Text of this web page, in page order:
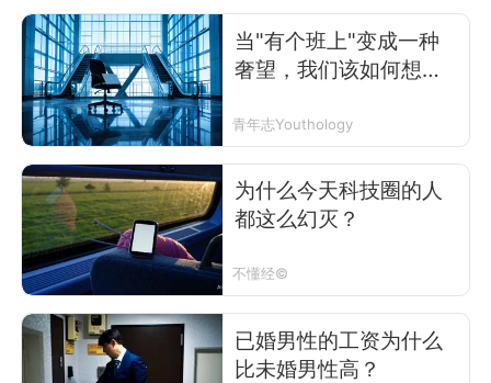
当"有个班上"变成一种
奢望，我们该如何想象
青年志Youthology
为什么今天科技圈的人
都这么幻灭？
不懂经©
已婚男性的工资为什么
比未婚男性高？